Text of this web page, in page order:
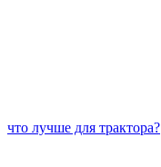
что лучше для трактора?